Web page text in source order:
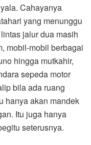
Cahayanya
yang menunggu
jalur dua masih
mobil-mobil berbagai
hingga mutkahir,
sepeda motor
bila ada ruang
hanya akan mandek
Itu juga hanya
seterusnya.